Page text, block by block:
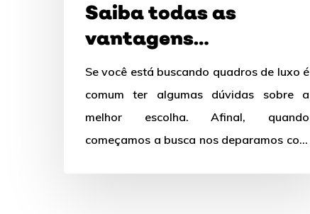
Saiba todas as
vantagens
proporcionadas pelos
quadros de luxo
Se você está buscando quadros de luxo é
comum ter algumas dúvidas sobre a
melhor escolha. Afinal, quando
começamos a busca nos deparamos com